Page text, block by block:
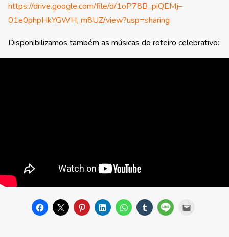
https://drive.google.com/file/d/1oP78B_piQEMj–
01e0phpHkYGWH_m8UZ/view?usp=sharing
Disponibilizamos também as músicas do roteiro celebrativo: